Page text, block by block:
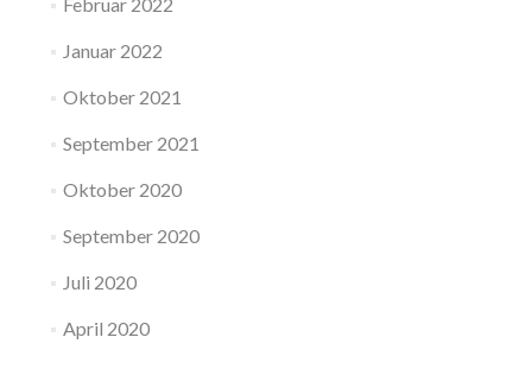
Januar 2022
Oktober 2021
September 2021
Oktober 2020
September 2020
Juli 2020
April 2020